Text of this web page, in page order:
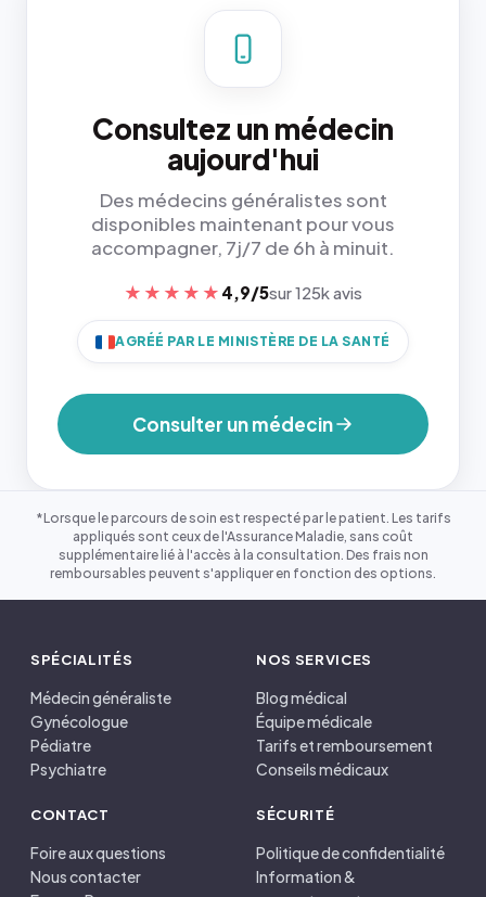
Consultez un médecin
aujourd'hui
Des médecins généralistes sont
disponibles maintenant pour vous
accompagner, 7j/7 de 6h à minuit.
★★★★★ 4,9/5sur 125k avis
AGRÉÉ PAR LE MINISTÈRE DE LA SANTÉ
Consulter un médecin
*Lorsque le parcours de soin est respecté par le patient. Les tarifs
appliqués sont ceux de l'Assurance Maladie, sans coût
supplémentaire lié à l'accès à la consultation. Des frais non
remboursables peuvent s'appliquer en fonction des options.
SPÉCIALITÉS
Médecin généraliste
Gynécologue
Pédiatre
Psychiatre
NOS SERVICES
Blog médical
Équipe médicale
Tarifs et remboursement
Conseils médicaux
CONTACT
Foire aux questions
Nous contacter
SÉCURITÉ
Politique de confidentialité
Information &